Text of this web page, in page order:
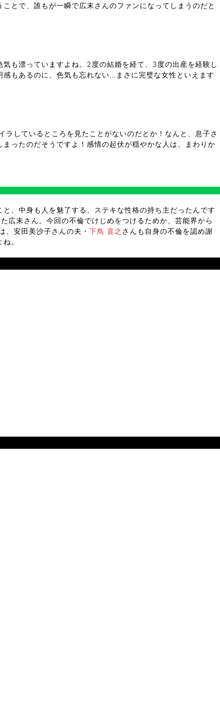
とで、誰もが一瞬で広末さんのファンになってしまうのだと
も漂っていますよね。2度の結婚を経て、3度の出産を経験し
もあるのに、色気も忘れない…まさに完璧な女性といえます
しているところを見たことがないのだとか！なんと、息子さ
ったのだそうですよ！感情の起伏が穏やかな人は、まわりか
、中身も人を魅了する、ステキな性格の持ち主だったんです
広末さん。今回の不倫でけじめをつけるためか、芸能界から
、安田美沙子さんの夫・ 下鳥 直之 さんも自身の不倫を認め謝
。